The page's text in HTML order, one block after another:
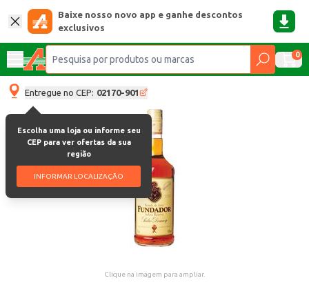
Baixe nosso novo app e ganhe descontos
exclusivos
0
Entregue no CEP: 02170-901
Escolha uma loja ou informe seu
CEP para ver ofertas da sua
região
INFORMAR LOCALIZAÇÃO
Clique na imagem para ampliar.